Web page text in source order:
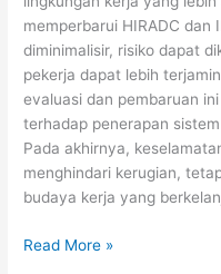
memperbarui HIRADC dan
diminimalisir, risiko dapat
pekerja dapat lebih
evaluasi dan pembaruan
terhadap penerapan
Pada akhirnya,
menghindari kerugian,
budaya kerja yang
Read More »